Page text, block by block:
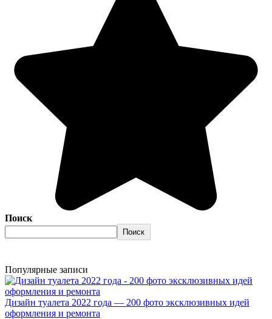
Поиск
Поиск
Популярные записи
Дизайн туалета 2022 года — 200 фото эксклюзивных идей
оформления и ремонта